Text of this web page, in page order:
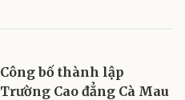
Công bố thành lập
Trường Cao đẳng Cà Mau